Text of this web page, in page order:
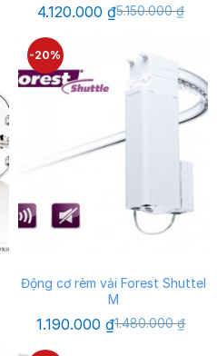
5.150.000₫
Giá
gốc
5.150.000 ₫.
4.120.000₫Giá
hiện
4.120.000 ₫.
-20%
Động cơ rèm vải Forest Shuttel
M
1.480.000₫
Giá
gốc
1.190.000₫Giá
hiện